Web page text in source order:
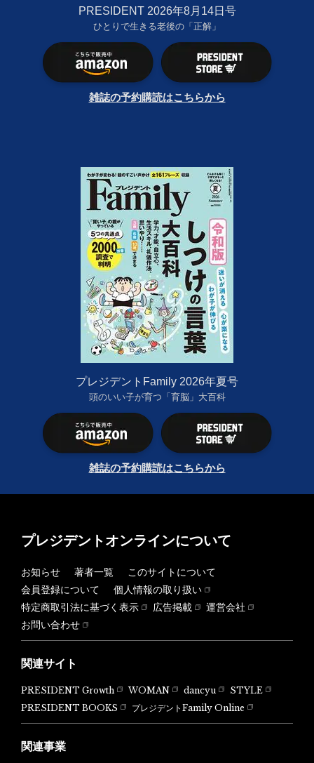
PRESIDENT 2026年8月14日号
ひとりで生きる老後の「正解」
雑誌の予約購読はこちらから
プレジデントFamily 2026年夏号
頭のいい子が育つ「育脳」大百科
雑誌の予約購読はこちらから
プレジデントオンラインについて
お知らせ 著者一覧
このサイトについて
会員登録について
個人情報の取り扱い
特定商取引法に基づく表示
広告掲載
運営会社
お問い合わせ
関連サイト
PRESIDENT Growth WOMAN dancyu
STYLE
PRESIDENT BOOKS
プレジデントFamily Online
関連事業